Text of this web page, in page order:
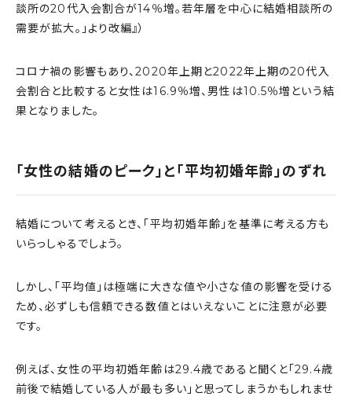
談所の20代入会割合が14％増。若年層を中心に結婚相談所の
需要が拡大。」より改編』）
コロナ禍の影響もあり、2020年上期と2022年上期の20代入
会割合と比較すると女性は16.9％増、男性は10.5％増という結
果となりました。
「女性の結婚のピーク」と「平均初婚年齢」のずれ
結婚について考えるとき、「平均初婚年齢」を基準に考える方も
いらっしゃるでしょう。
しかし、「平均値」は極端に大きな値や小さな値の影響を受ける
ため、必ずしも信頼できる数値とはいえないことに注意が必要
です。
例えば、女性の平均初婚年齢は29.4歳であると聞くと「29.4歳
前後で結婚している人が最も多い」と思ってしまうかもしれませ